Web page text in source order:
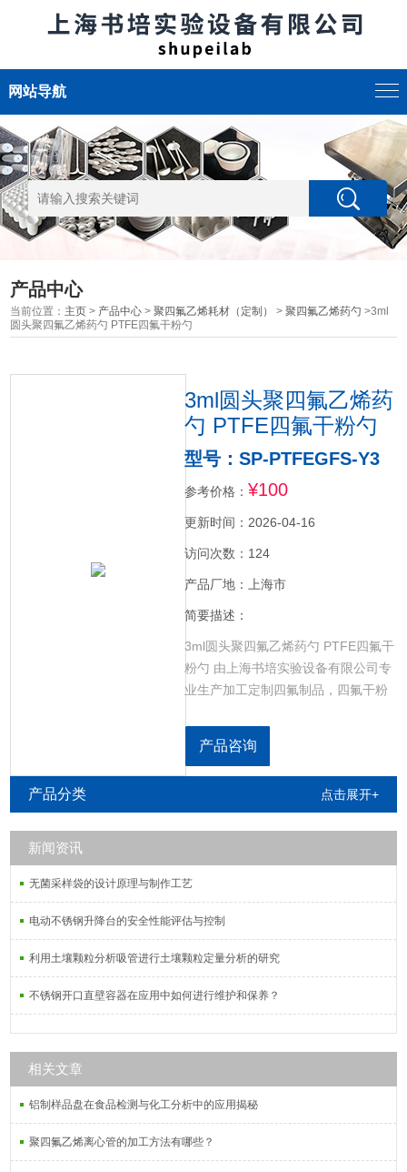
网站导航
产品中心
当前位置： 主页 > 产品中心 >聚四氟乙烯耗材（定制） >聚四氟乙烯药勺 >3ml
圆头聚四氟乙烯药勺 PTFE四氟干粉勺
3ml圆头聚四氟乙烯药
勺 PTFE四氟干粉勺
型号：SP-PTFEGFS-Y3
参考价格： ¥100
更新时间：2026-04-16
访问次数：124
产品厂地：上海市
简要描述：
3ml圆头聚四氟乙烯药勺 PTFE四氟干
粉勺 由上海书培实验设备有限公司专
业生产加工定制四氟制品，四氟干粉
四氟取样桶/PTFE药勺/F4药勺各种规
格聚四氟乙烯离心管，聚四氟乙烯坩
埚，聚四氟乙烯烧杯，聚四氟乙烯搅
品，常规的规格都有现货，供货及
时，质量好。
产品咨询
产品分类 点击展开+
新闻资讯
无菌采样袋的设计原理与制作工艺
电动不锈钢升降台的安全性能评估与控制
利用土壤颗粒分析吸管进行土壤颗粒定量分析的研究
不锈钢开口直壁容器在应用中如何进行维护和保养？
相关文章
铝制样品盘在食品检测与化工分析中的应用揭秘
聚四氟乙烯离心管的加工方法有哪些？